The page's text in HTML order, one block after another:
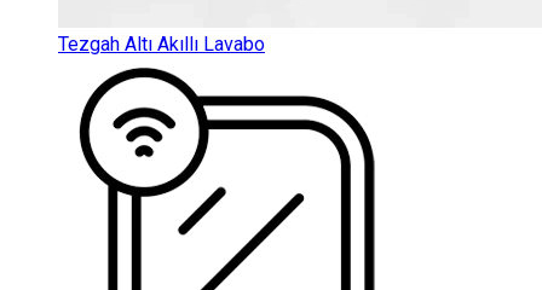
Tezgah Altı Akıllı Lavabo